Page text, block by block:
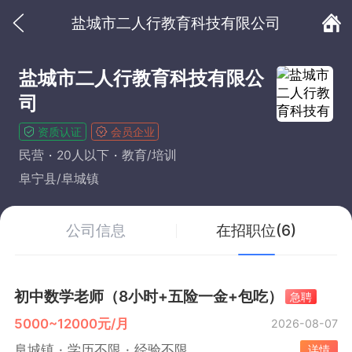
盐城市二人行教育科技有限公司
盐城市二人行教育科技有限公
司
资质认证 会员企业
民营 20人以下
教育/培训
阜宁县/阜城镇
公司信息 在招职位(6)
初中数学老师（8小时+五险一金+包吃） 急聘
5000~12000元/月 2026-08-07